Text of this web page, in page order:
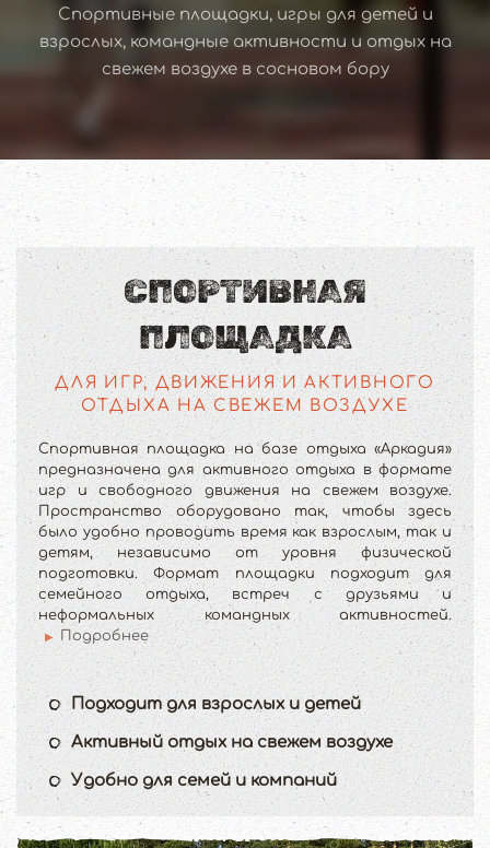
Спортивные площадки, игры для детей и
взрослых, командные активности и отдых на
свежем воздухе в сосновом бору
СПОРТИВНАЯ
ПЛОЩАДКА
ДЛЯ ИГР, ДВИЖЕНИЯ И АКТИВНОГО
ОТДЫХА НА СВЕЖЕМ ВОЗДУХЕ
Спортивная площадка на базе отдыха «Аркадия»
предназначена для активного отдыха в формате
игр и свободного движения на свежем воздухе.
Пространство оборудовано так, чтобы здесь
было удобно проводить время как взрослым, так и
детям, независимо от уровня физической
подготовки. Формат площадки подходит для
семейного отдыха, встреч с друзьями и
неформальных командных активностей.
Подробнее
Подходит для взрослых и детей
Активный отдых на свежем воздухе
Удобно для семей и компаний